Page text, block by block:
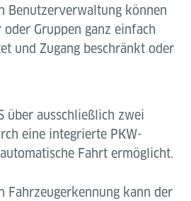
Benutzerverwaltung können
Gruppen ganz einfach
und Zugang beschränkt oder
über ausschließlich zwei
eine integrierte PKW-
Fahrt ermöglicht.
Fahrzeugerkennung kann der